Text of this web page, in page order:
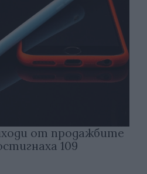
от продажбите
109